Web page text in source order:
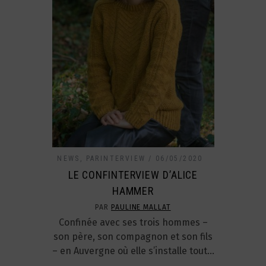
NEWS PARINTERVIEW 06/05/2020
LE CONFINTERVIEW D’ALICE
HAMMER
PAR PAULINE MALLAT
Confinée avec ses trois hommes –
son père, son compagnon et son fils
– en Auvergne où elle s’installe tout…